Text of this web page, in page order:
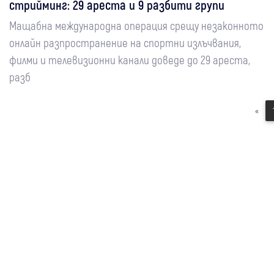
стрийминг: 29 ареста и 9 разбити групи
Мащабна международна операция срещу незаконното
онлайн разпространение на спортни излъчвания,
филми и телевизионни канали доведе до 29 ареста,
разб
«